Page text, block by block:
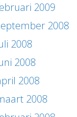
2009
2008
2008
2008
2008
2008